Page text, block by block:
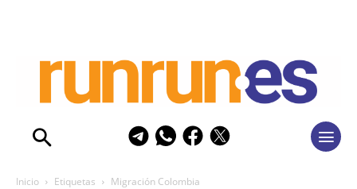
Inicio Etiquetas Migración Colombia